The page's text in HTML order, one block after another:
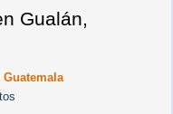
Gualán,